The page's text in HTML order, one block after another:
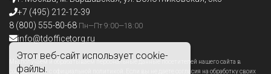
Этот веб-сайт использует cookie-
файлы.
+7 (495) 212-12-39
8 (800) 555-80-68 Пн—Пт 9:00—18:00
info@tdofficetorg.ru
Мы получаем и обрабатываем персональные данные посетителей нашего сайта в
соответствии с
. Если вы не даете согласия на обработку своих